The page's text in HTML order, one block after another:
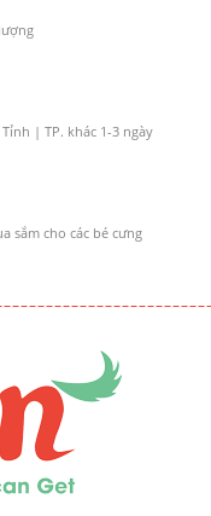
| TP. khác 1-3 ngày
sắm cho các bé cưng